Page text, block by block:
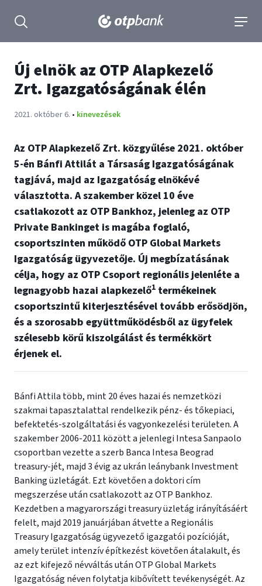
Keresés kinyitása
Új elnök az OTP Alapkezelő
Zrt. Igazgatóságának élén
Publikálva:
2021. október 6. • kinevezések
Az OTP Alapkezelő Zrt. közgyűlése 2021. október
5-én Bánfi Attilát a Társaság Igazgatóságának
tagjává, majd az Igazgatóság elnökévé
választotta. A szakember közel 10 éve
csatlakozott az OTP Bankhoz, jelenleg az OTP
Private Bankinget is magába foglaló,
csoportszinten működő OTP Global Markets
Igazgatóság ügyvezetője. Új megbízatásának
célja, hogy az OTP Csoport regionális jelenléte a
legnagyobb hazai alapkezelő1 termékeinek
csoportszintű kiterjesztésével tovább erősödjön,
és a szorosabb együttműködésből az ügyfelek
szélesebb körű kiszolgálást és termékkört
érjenek el.
Bánfi Attila több, mint 20 éves hazai és nemzetközi
szakmai tapasztalattal rendelkezik pénz- és tőkepiaci,
befektetés-szolgáltatási és vagyonkezelési területen. A
szakember 2006-2011 között a jelenlegi Intesa Sanpaolo
csoportban vezette a szerb Banca Intesa Beograd
treasury-jét, majd 3 évig az ukrán leánybank Investment
Banking üzletágát. Ezt követően a doktori cím
megszerzése után csatlakozott az OTP Bankhoz.
Kezdetben a magyarországi treasury üzletág irányításáért
felelt, majd 2019 januárjában átvette a Regionális
Treasury Igazgatóság ügyvezető igazgatói pozícióját,
amely terület intenzív építkezést követően átalakult, és
az ezt kifejező névváltás után OTP Global Markets
Igazgatóság néven folytatja kibővített tevékenységét. Az